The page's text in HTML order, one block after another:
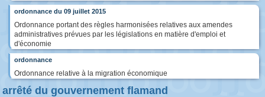
ordonnance du 09 juillet 2015
Ordonnance portant des règles harmonisées relatives aux amendes
administratives prévues par les législations en matière d'emploi et
d'économie
ordonnance
Ordonnance relative à la migration économique
arrêté du gouvernement flamand